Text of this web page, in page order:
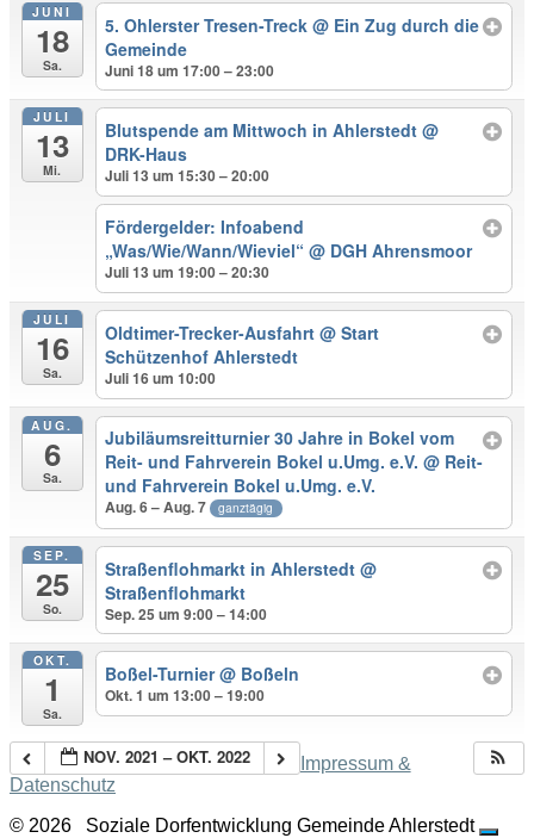
JUNI
18
Sa.
5. Ohlerster Tresen-Treck@ Ein Zug durch die
Gemeinde
Juni 18 um 17:00 – 23:00
JULI
13
Mi.
Blutspende am Mittwoch in Ahlerstedt@
DRK-Haus
Juli 13 um 15:30 – 20:00
Fördergelder: Infoabend
„Was/Wie/Wann/Wieviel“@ DGH Ahrensmoor
Juli 13 um 19:00 – 20:30
JULI
16
Sa.
Oldtimer-Trecker-Ausfahrt@ Start
Schützenhof Ahlerstedt
Juli 16 um 10:00
AUG.
6
Sa.
Jubiläumsreitturnier 30 Jahre in Bokel vom
Reit- und Fahrverein Bokel u.Umg. e.V.@ Reit-
und Fahrverein Bokel u.Umg. e.V.
Aug. 6 – Aug. 7 ganztägig
SEP.
25
So.
Straßenflohmarkt in Ahlerstedt@
Straßenflohmarkt
Sep. 25 um 9:00 – 14:00
OKT.
1
Sa.
Boßel-Turnier@ Boßeln
Okt. 1 um 13:00 – 19:00
NOV. 2021 – OKT. 2022
Impressum &
Datenschutz
© 2026
Soziale Dorfentwicklung Gemeinde Ahlerstedt